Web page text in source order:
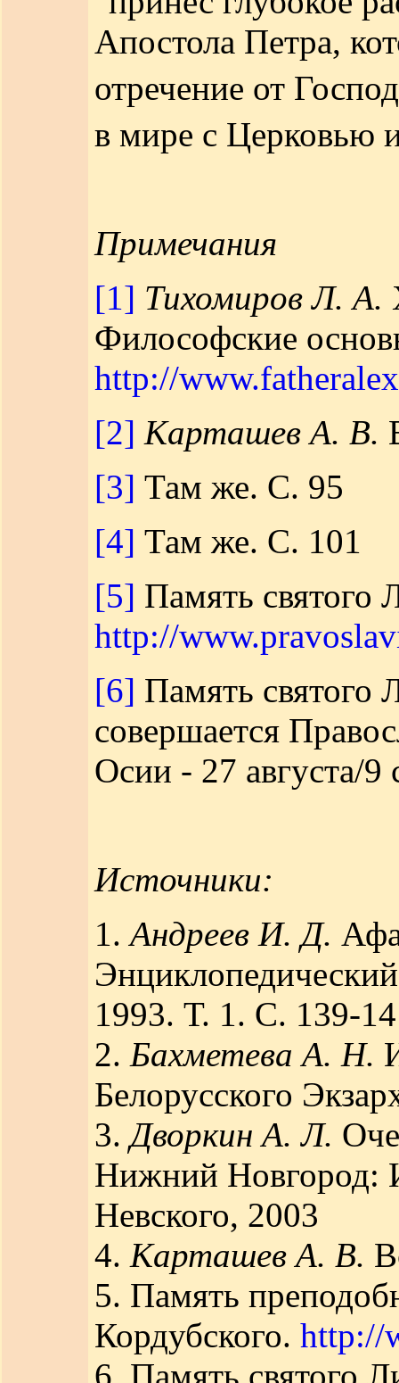
Апостола Петра,
отречение от
в мире с Церковью
Примечания
[1] Тихомиров Л. А.
Философские
http://
[2] Карташев А. В.
[3] Там же. С. 95
[4] Там же. С. 101
[5] Память святого
http://
[6] Память святого
совершается
Осии - 27 августа/9
Источники:
1.Андреев И. Д.
1993. Т. 1. С. 139-
2. Бахметева А. Н.
Белорусского
3.Дворкин А. Л.
Нижний Новгород:
Невского, 2003
4. Карташев А. В.
5. Память
Кордубского. http://